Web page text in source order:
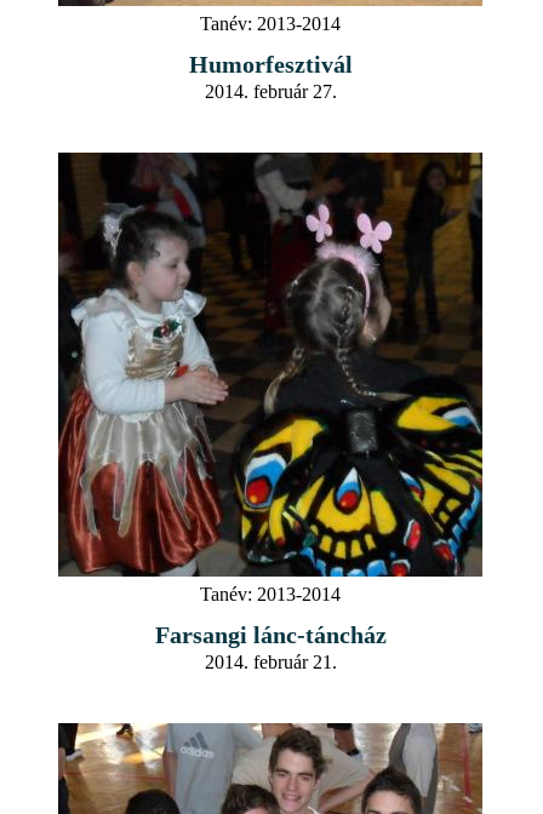
Tanév: 2013-2014
Humorfesztivál
2014. február 27.
Tanév: 2013-2014
Farsangi lánc-táncház
2014. február 21.